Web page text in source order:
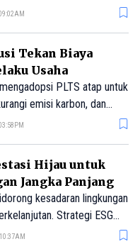
Tekan Biaya
Usaha
PLTS atap untuk
emisi karbon, dan
yang menarik
Hijau untuk
Jangka Panjang
kesadaran lingkungan
Strategi ESG
dan Impact Investing)